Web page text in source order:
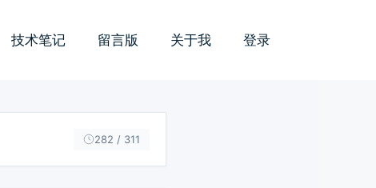
技术笔记 留言版 关于我 登录
282 / 311